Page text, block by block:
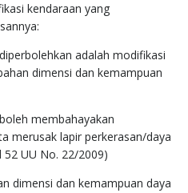
kendaraan yang
adalah modifikasi
dimensi dan kemampuan
membahayakan
merusak lapir perkerasan/daya
52 UU No. 22/2009)
dimensi dan kemampuan daya